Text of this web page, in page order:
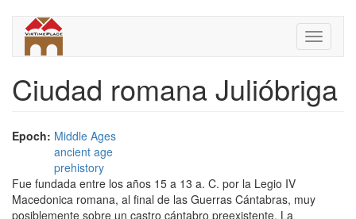
content
Toggle
Ciudad romana Julióbriga
Epoch: Middle Ages
ancient age
prehistory
Fue fundada entre los años 15 a 13 a. C. por la Legio IV
Macedonica romana, al final de las Guerras Cántabras, muy
posiblemente sobre un castro cántabro preexistente. La